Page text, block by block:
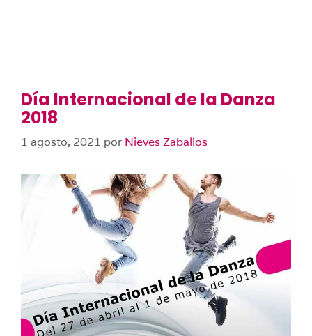
Día Internacional de la Danza
2018
1 agosto, 2021 por Nieves Zaballos